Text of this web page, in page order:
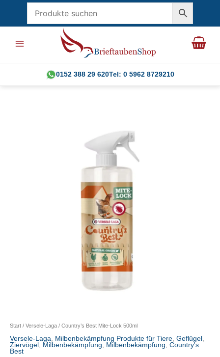
0152 388 29 620Tel: 0 5962 8729210
Start / Versele-Laga / Country’s Best Mite-Lock 500ml
Versele-Laga, Milbenbekämpfung Produkte für Tiere, Geflügel ,
Ziervögel , Milbenbekämpfung, Milbenbekämpfung, Country's
Best